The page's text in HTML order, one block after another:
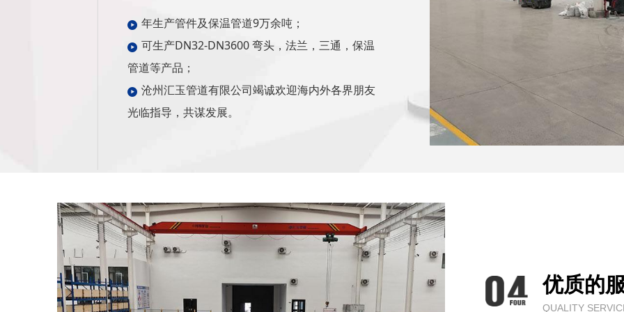
年生产管件及保温管道9万余吨；
可生产DN32-DN3600 弯头，法兰，三通，保温
管道等产品；
沧州汇玉管道有限公司竭诚欢迎海内外各界朋友
光临指导，共谋发展。
优质的
QUALITY